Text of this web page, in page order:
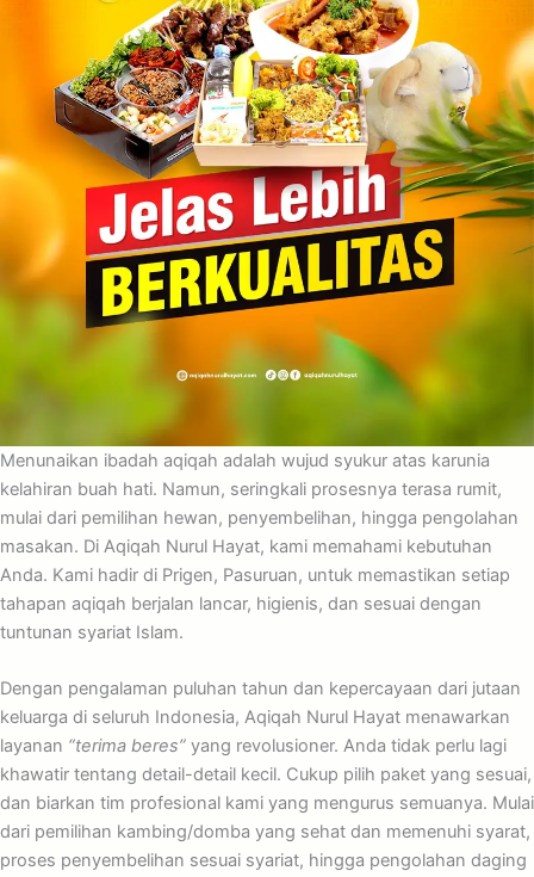
Menunaikan ibadah aqiqah adalah wujud syukur atas karunia
kelahiran buah hati. Namun, seringkali prosesnya terasa rumit,
mulai dari pemilihan hewan, penyembelihan, hingga pengolahan
masakan. Di Aqiqah Nurul Hayat, kami memahami kebutuhan
Anda. Kami hadir di Prigen, Pasuruan, untuk memastikan setiap
tahapan aqiqah berjalan lancar, higienis, dan sesuai dengan
tuntunan syariat Islam.
Dengan pengalaman puluhan tahun dan kepercayaan dari jutaan
keluarga di seluruh Indonesia, Aqiqah Nurul Hayat menawarkan
layanan “terima beres” yang revolusioner. Anda tidak perlu lagi
khawatir tentang detail-detail kecil. Cukup pilih paket yang sesuai,
dan biarkan tim profesional kami yang mengurus semuanya. Mulai
dari pemilihan kambing/domba yang sehat dan memenuhi syarat,
proses penyembelihan sesuai syariat, hingga pengolahan daging